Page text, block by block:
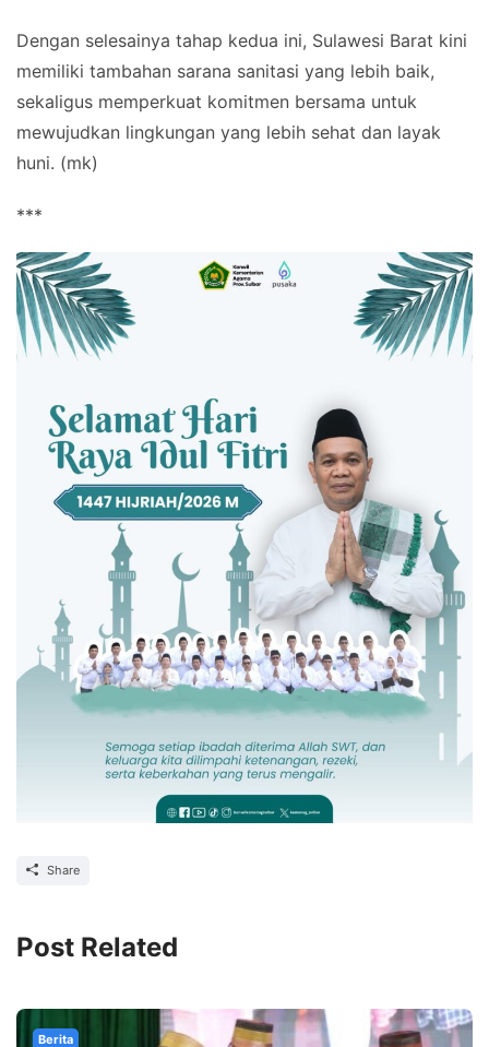
Dengan selesainya tahap kedua ini, Sulawesi Barat kini
memiliki tambahan sarana sanitasi yang lebih baik,
sekaligus memperkuat komitmen bersama untuk
mewujudkan lingkungan yang lebih sehat dan layak
huni. (mk)
***
Share
Post Related
Berita